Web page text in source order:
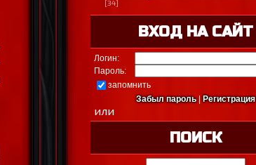
[34]
ВХОД НА САЙТ
Логин:
Пароль:
запомнить
Забыл пароль|Регистрация
или
ПОИСК